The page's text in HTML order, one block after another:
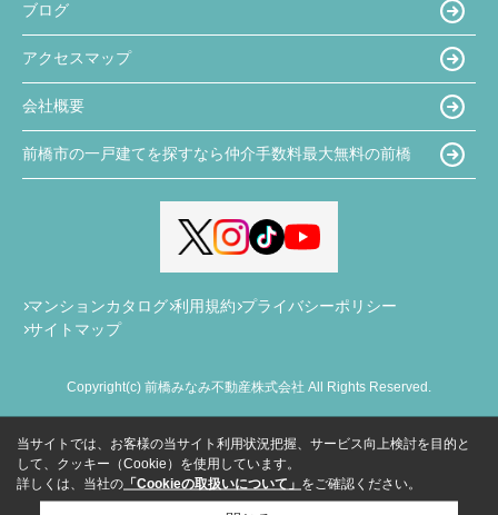
ブログ
アクセスマップ
会社概要
前橋市の一戸建てを探すなら仲介手数料最大無料の前橋
マンションカタログ 利用規約 プライバシーポリシー
サイトマップ
Copyright(c) 前橋みなみ不動産株式会社 All Rights Reserved.
当サイトでは、お客様の当サイト利用状況把握、サービス向上検討を目的と
して、クッキー（Cookie）を使用しています。
詳しくは、当社の 「Cookieの取扱いについて」 をご確認ください。